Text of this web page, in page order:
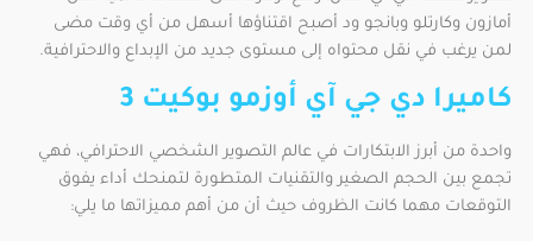
أمازون وكارتلو وبانجو ود أصبح اقتناؤها أسهل من أي وقت مضى
لمن يرغب في نقل محتواه إلى مستوى جديد من الإبداع والاحترافية.
كاميرا دي جي آي أوزمو بوكيت 3
واحدة من أبرز الابتكارات في عالم التصوير الشخصي الاحترافي، فهي
تجمع بين الحجم الصغير والتقنيات المتطورة لتمنحك أداء يفوق
التوقعات مهما كانت الظروف حيث أن من أهم مميزاتها ما يلي: